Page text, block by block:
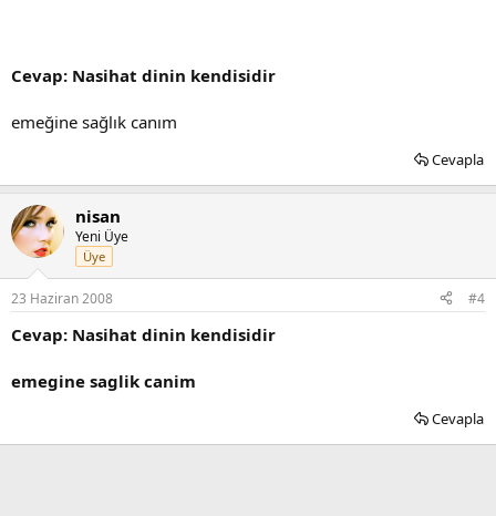
Cevap: Nasihat dinin kendisidir
emeğine sağlık canım
Cevapla
nisan
Yeni Üye
Üye
23 Haziran 2008 #4
Cevap: Nasihat dinin kendisidir
emegine saglik canim
Cevapla